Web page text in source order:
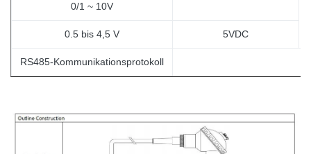
0/1 ~ 10V
0.5 bis 4,5 V 5VDC
RS485-Kommunikationsprotokoll